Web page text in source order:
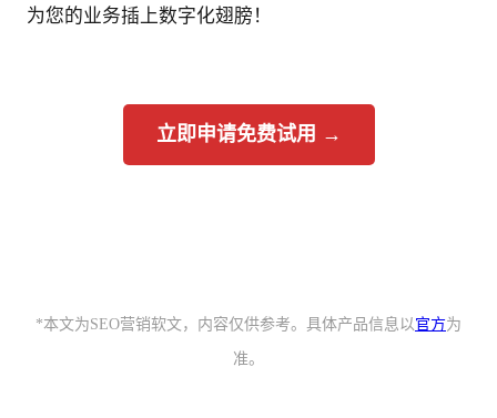
为您的业务插上数字化翅膀！
立即申请免费试用 →
*本文为SEO营销软文，内容仅供参考。具体产品信息以 官方为
准。